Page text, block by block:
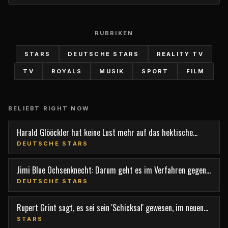
RUBRIKEN
STARS DEUTSCHE STARS REALITY TV
TV ROYALS MUSIK SPORT FILM
BELIEBT RIGHT NOW
Harald Glööckler hat keine Lust mehr auf das hektische
Berlin
DEUTSCHE STARS
Jimi Blue Ochsenknecht: Darum geht es im Verfahren gegen
den TV-Star
DEUTSCHE STARS
Rupert Grint sagt, es sei sein 'Schicksal' gewesen, im neuen
Film 'Nightborn' mitzuspielen
STARS